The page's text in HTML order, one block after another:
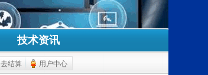
技术资讯
去结算 用户中心